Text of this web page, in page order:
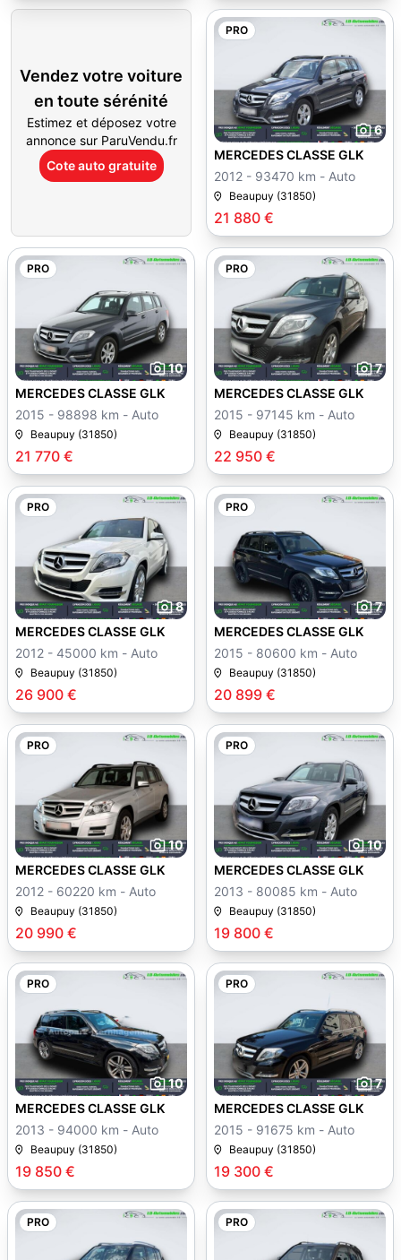
Vendez votre voiture
en toute sérénité
Estimez et déposez votre
annonce sur ParuVendu.fr
Cote auto gratuite
PRO
6
21 880 €
MERCEDES CLASSE GLK
2012 - 93470 km - Auto
Beaupuy (31850)
PRO
10
21 770 €
MERCEDES CLASSE GLK
2015 - 98898 km - Auto
Beaupuy (31850)
PRO
7
22 950 €
MERCEDES CLASSE GLK
2015 - 97145 km - Auto
Beaupuy (31850)
PRO
8
26 900 €
MERCEDES CLASSE GLK
2012 - 45000 km - Auto
Beaupuy (31850)
PRO
7
20 899 €
MERCEDES CLASSE GLK
2015 - 80600 km - Auto
Beaupuy (31850)
PRO
10
20 990 €
MERCEDES CLASSE GLK
2012 - 60220 km - Auto
Beaupuy (31850)
PRO
10
19 800 €
MERCEDES CLASSE GLK
2013 - 80085 km - Auto
Beaupuy (31850)
PRO
10
19 850 €
MERCEDES CLASSE GLK
2013 - 94000 km - Auto
Beaupuy (31850)
PRO
7
19 300 €
MERCEDES CLASSE GLK
2015 - 91675 km - Auto
Beaupuy (31850)
PRO PRO